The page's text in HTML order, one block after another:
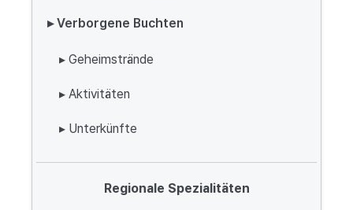
▸ Verborgene Buchten
▸ Geheimstrände
▸ Aktivitäten
▸ Unterkünfte
Regionale Spezialitäten